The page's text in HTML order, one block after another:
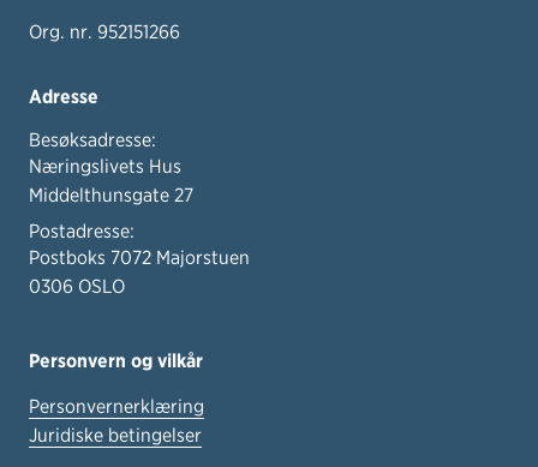
Org. nr. 952151266
Adresse
Besøksadresse:
Næringslivets Hus
Middelthunsgate 27
Postadresse:
Postboks 7072 Majorstuen
0306 OSLO
Personvern og vilkår
Personvernerklæring
Juridiske betingelser